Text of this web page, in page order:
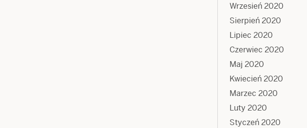
Wrzesień 2020
Sierpień 2020
Lipiec 2020
Czerwiec 2020
Maj 2020
Kwiecień 2020
Marzec 2020
Luty 2020
Styczeń 2020